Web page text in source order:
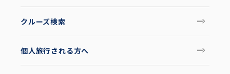
クルーズ検索
個人旅行される方へ